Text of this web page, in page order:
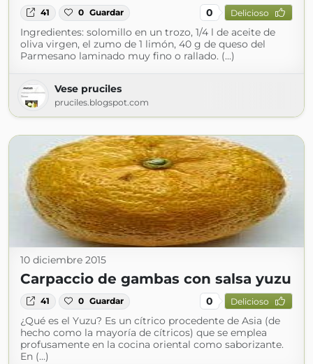
41 0 Guardar 0 Delicioso
Ingredientes: solomillo en un trozo, 1/4 l de aceite de
oliva virgen, el zumo de 1 limón, 40 g de queso del
Parmesano laminado muy fino o rallado. (...)
Vese pruciles
pruciles.blogspot.com
10 diciembre 2015
Carpaccio de gambas con salsa yuzu
41 0 Guardar 0 Delicioso
¿Qué es el Yuzu? Es un cítrico procedente de Asia (de
hecho como la mayoría de cítricos) que se emplea
profusamente en la cocina oriental como saborizante.
En (...)